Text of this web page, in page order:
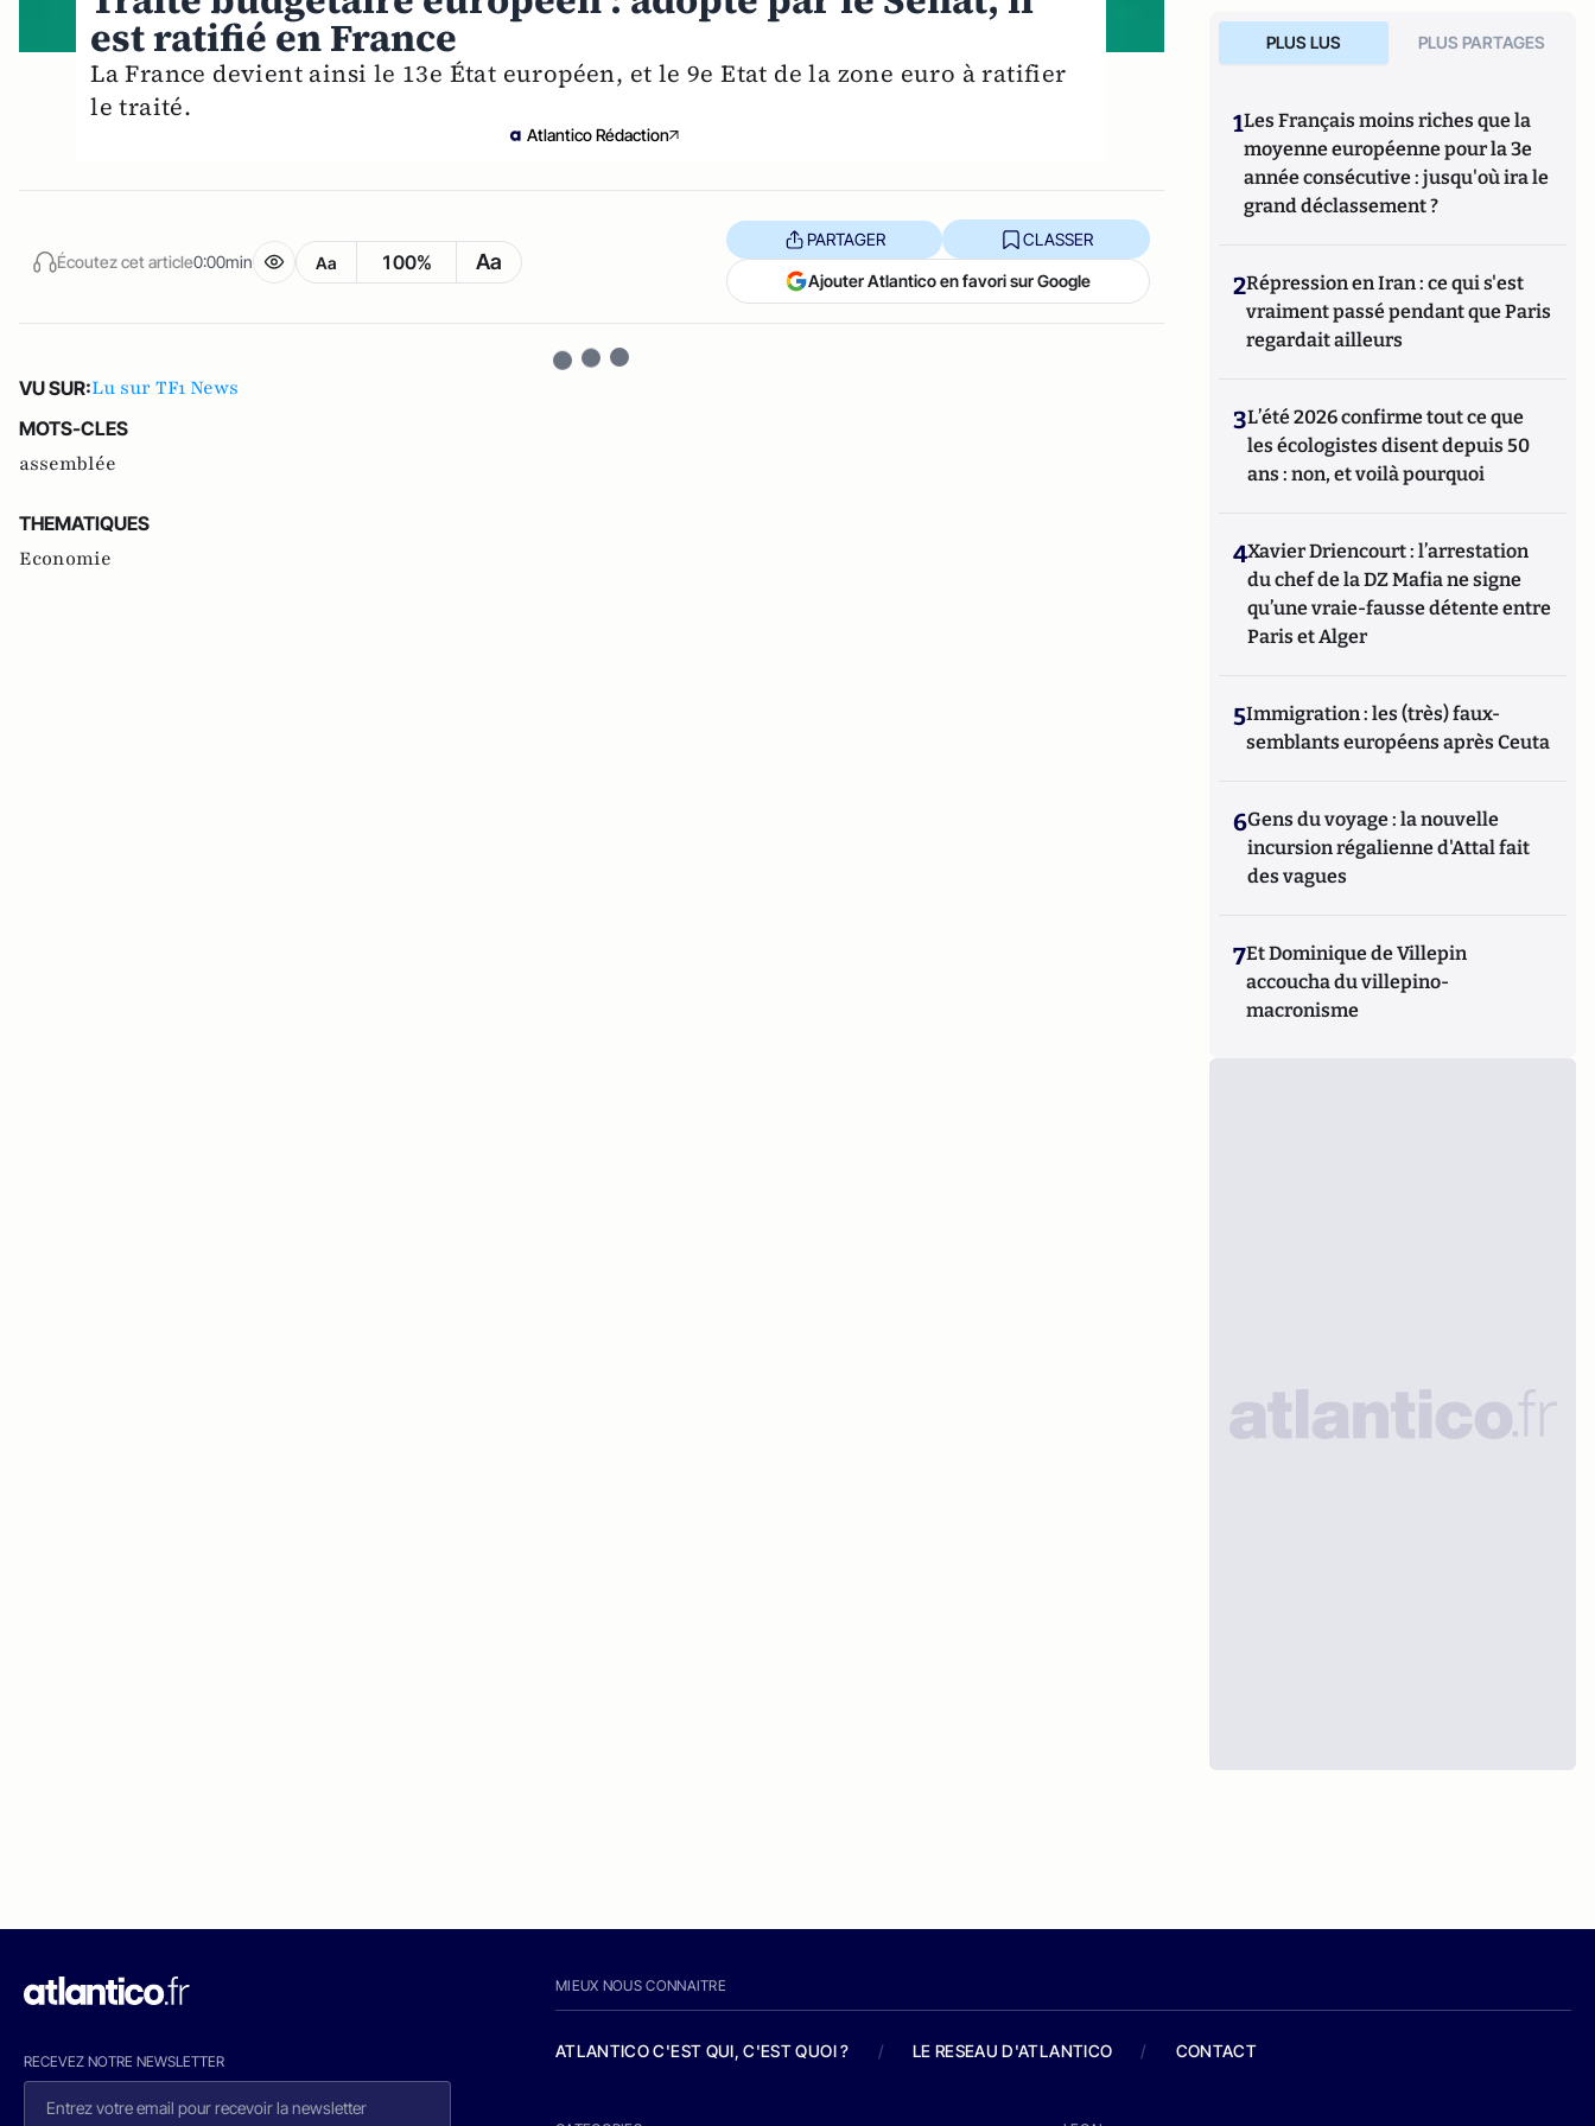
est ratifié en France
La France devient ainsi le 13e État européen, et le 9e Etat de la zone euro à ratifier
le traité.
Atlantico Rédaction
Écoutez cet article0:00min Aa 100% Aa
PARTAGER CLASSER
Ajouter Atlantico en favori sur Google
VU SUR:Lu sur TF1 News
MOTS-CLES
assemblée
THEMATIQUES
Economie
PLUS LUS PLUS PARTAGES
1Les Français moins riches que la
moyenne européenne pour la 3e
année consécutive : jusqu'où ira le
grand déclassement ?
2Répression en Iran : ce qui s'est
vraiment passé pendant que Paris
regardait ailleurs
3L’été 2026 confirme tout ce que
les écologistes disent depuis 50
ans : non, et voilà pourquoi
4Xavier Driencourt : l’arrestation
du chef de la DZ Mafia ne signe
qu’une vraie-fausse détente entre
Paris et Alger
5Immigration : les (très) faux-
semblants européens après Ceuta
6Gens du voyage : la nouvelle
incursion régalienne d'Attal fait
des vagues
7Et Dominique de Villepin
accoucha du villepino-
macronisme
RECEVEZ NOTRE NEWSLETTER
MIEUX NOUS CONNAITRE
ATLANTICO C'EST QUI, C'EST QUOI ? / LE RESEAU D'ATLANTICO / CONTACT